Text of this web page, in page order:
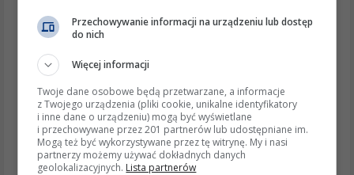
np. 56801. Warto jednak zweryfikować to w
dokumentacji technicznej lub u dealera.
Diagnostyka po wymianie
pojazdach może być konieczne zresetowanie
błędów w sterowniku silnika (ECU) za pomocą
interfejsu diagnostycznego OBD2.
Wspierające wyjaśnienia i detale
Przechowywanie informacji na urządzeniu lub dostęp
do nich
Więcej informacji
Twoje dane osobowe będą przetwarzane, a informacje
z Twojego urządzenia (pliki cookie, unikalne identyfikatory
i inne dane o urządzeniu) mogą być wyświetlane
i przechowywane przez 201 partnerów lub udostępniane im.
Mogą też być wykorzystywane przez tę witrynę. My i nasi
partnerzy możemy używać dokładnych danych
geolokalizacyjnych. Lista partnerów